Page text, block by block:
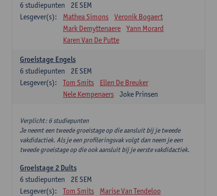
2E SEM
6 studiepunten
Lesgever(s):
Mathea Simons
Veronik Bogaert
Mark Demyttenaere
Yann Morard
Karen Van De Putte
Groeistage Engels
2E SEM
6 studiepunten
Lesgever(s):
Tom Smits
Ellen De Breuker
Nele Kempenaers
Joke Prinsen
Verplicht: 6 studiepunten
Je neemt een tweede groeistage op die aansluit bij je tweede
vakdidactiek. Als je een profileringsvak volgt dan neem je een
tweede groeistage op die ook aansluit bij je eerste vakdidactiek.
Groeistage 2 Duits
2E SEM
6 studiepunten
Lesgever(s):
Tom Smits Marise Van Tendeloo